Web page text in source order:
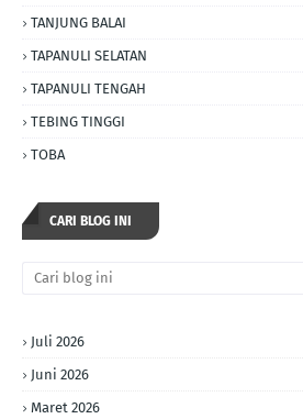
TANJUNG BALAI
TAPANULI SELATAN
TAPANULI TENGAH
TEBING TINGGI
TOBA
CARI BLOG INI
Juli 2026
Juni 2026
Maret 2026